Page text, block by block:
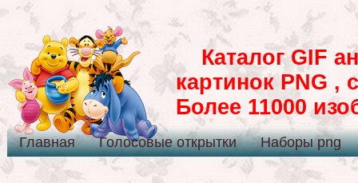
Каталог GIF
картинок PNG ,
Более 11000
Главная Голосовые открытки Наборы png